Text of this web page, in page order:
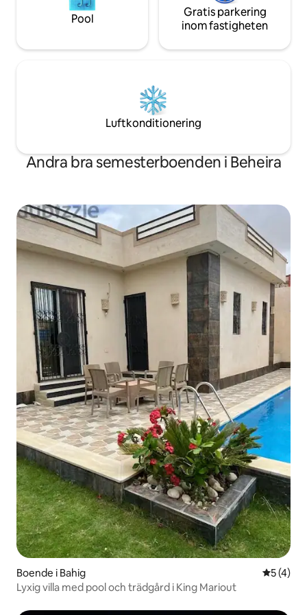
Pool
Gratis parkering
inom fastigheten
Luftkonditionering
Andra bra semesterboenden i Beheira
Boende i Bahig 5 av 5 i
5 (4)
Lyxig villa med pool och trädgård i King Mariout